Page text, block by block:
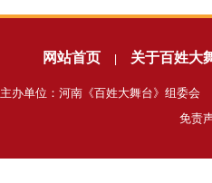
网站首页 关于百姓大
主办单位：河南《百姓大舞台》组委
免责